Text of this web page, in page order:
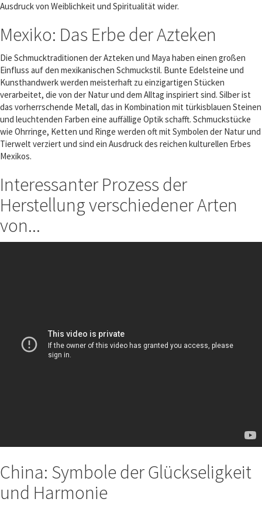
Ausdruck von Weiblichkeit und Spiritualität wider.
Mexiko: Das Erbe der Azteken
Die Schmucktraditionen der Azteken und Maya haben einen großen
Einfluss auf den mexikanischen Schmuckstil. Bunte Edelsteine und
Kunsthandwerk werden meisterhaft zu einzigartigen Stücken
verarbeitet, die von der Natur und dem Alltag inspiriert sind. Silber ist
das vorherrschende Metall, das in Kombination mit türkisblauen Steinen
und leuchtenden Farben eine auffällige Optik schafft. Schmuckstücke
wie Ohrringe, Ketten und Ringe werden oft mit Symbolen der Natur und
Tierwelt verziert und sind ein Ausdruck des reichen kulturellen Erbes
Mexikos.
Interessanter Prozess der
Herstellung verschiedener Arten
von...
China: Symbole der Glückseligkeit
und Harmonie